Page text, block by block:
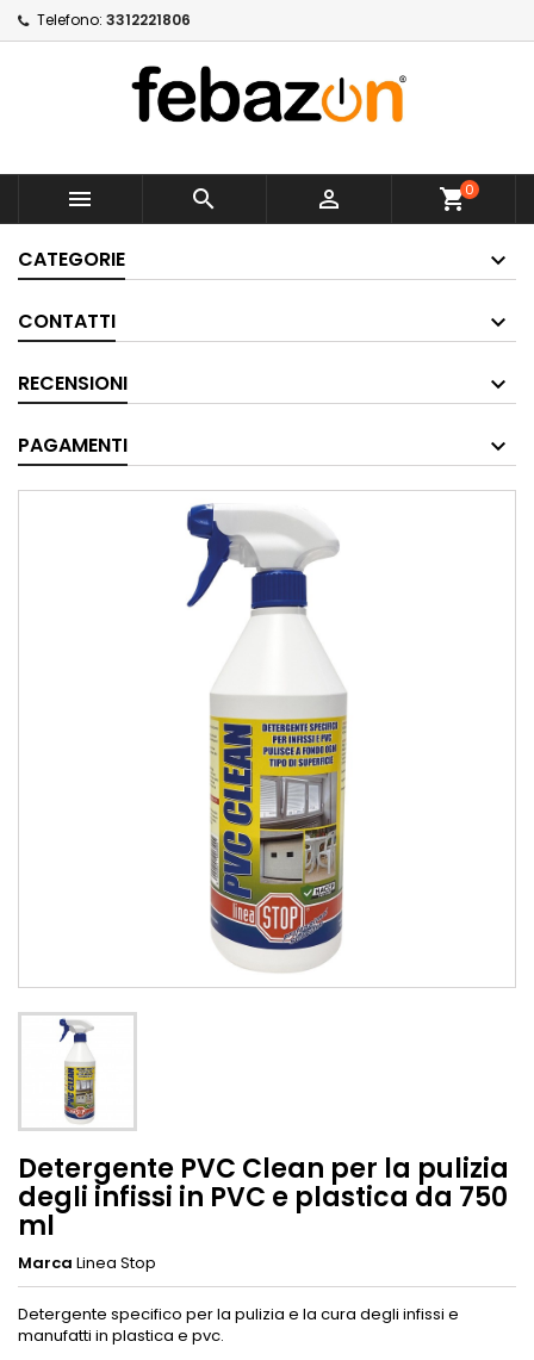
Telefono: 3312221806
   shopping_cart0
CATEGORIE
CONTATTI
RECENSIONI
PAGAMENTI
Detergente PVC Clean per la pulizia
degli infissi in PVC e plastica da 750
ml
Marca Linea Stop
Detergente specifico per la pulizia e la cura degli infissi e
manufatti in plastica e pvc.